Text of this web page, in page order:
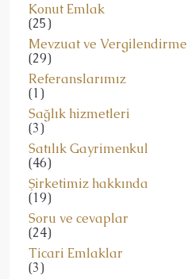
Konut Emlak
(25)
Mevzuat ve Vergilendirme
(29)
Referanslarımız
(1)
Sağlık hizmetleri
(3)
Satılık Gayrimenkul
(46)
Şirketimiz hakkında
(19)
Soru ve cevaplar
(24)
Ticari Emlaklar
(3)